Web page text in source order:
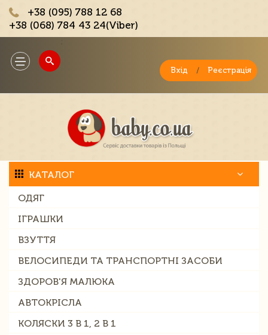
+38 (095) 788 12 68
+38 (068) 784 43 24(Viber)
Toggle
navigation
Вхід / Реєстрація
КАТАЛОГ
ОДЯГ
ІГРАШКИ
ВЗУТТЯ
ВЕЛОСИПЕДИ ТА ТРАНСПОРТНІ ЗАСОБИ
ЗДОРОВ'Я МАЛЮКА
АВТОКРІСЛА
КОЛЯСКИ 3 В 1, 2 В 1